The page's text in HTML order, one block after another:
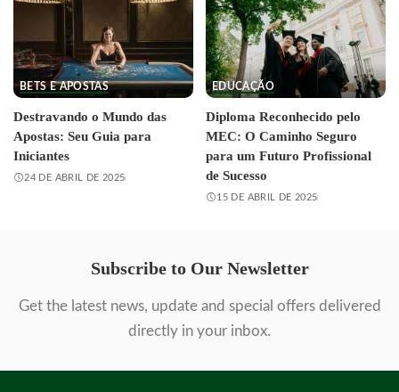
BETS E APOSTAS
Destravando o Mundo das
Apostas: Seu Guia para
Iniciantes
24 DE ABRIL DE 2025
EDUCAÇÃO
Diploma Reconhecido pelo
MEC: O Caminho Seguro
para um Futuro Profissional
de Sucesso
15 DE ABRIL DE 2025
Subscribe to Our Newsletter
Get the latest news, update and special offers delivered
directly in your inbox.